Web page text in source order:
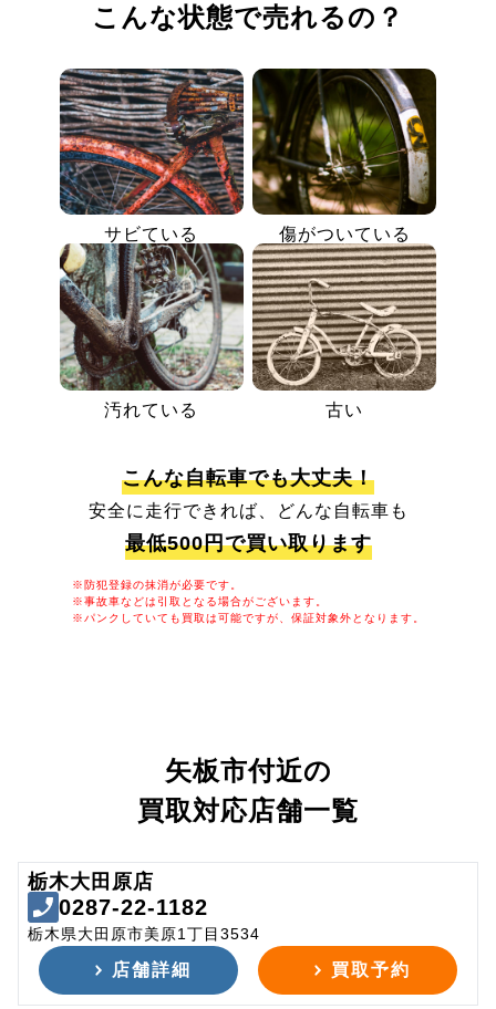
こんな状態で売れるの？
サビている 傷がついている
汚れている 古い
こんな自転車でも大丈夫！
安全に走行できれば、どんな自転車も
最低500円で買い取ります
※防犯登録の抹消が必要です。
※事故車などは引取となる場合がございます。
※パンクしていても買取は可能ですが、保証対象外となります。
矢板市付近の
買取対応店舗一覧
栃木大田原店
0287-22-1182
栃木県大田原市美原1丁目3534
店舗詳細 買取予約